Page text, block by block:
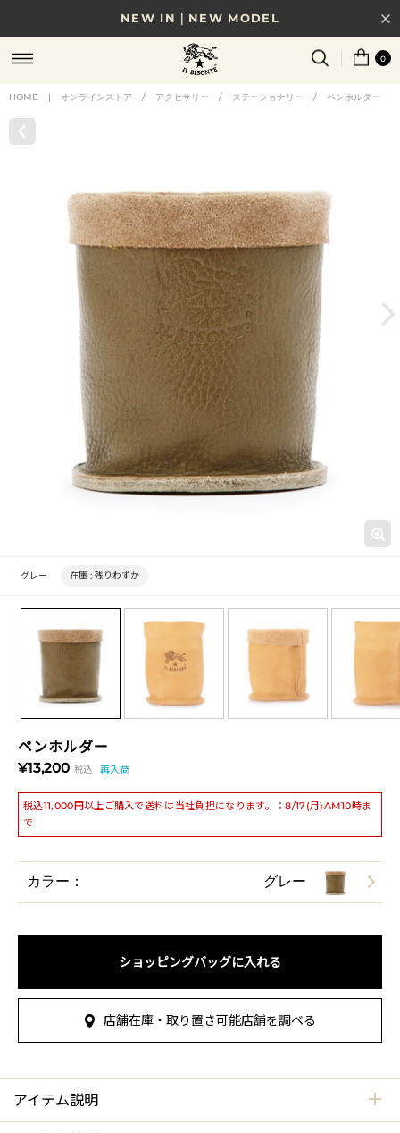
NEW IN｜NEW MODEL
8/17(月)10時まで｜税込11,000円以上で送料無料
贈る相手やシーンから選べる、新しいギフトガイド
0
HOME | オンラインストア / アクセサリー / ステーショナリー / ペンホルダー
ペンホルダー
¥13,200 税込 再入荷
税込11,000円以上ご購入で送料は当社負担になります。：8/17(月)AM10時ま
で
グレー 在庫 : 残りわずか
カラー： グレー
ショッピングバッグに入れる
店舗在庫・取り置き可能店舗を調べる
アイテム説明